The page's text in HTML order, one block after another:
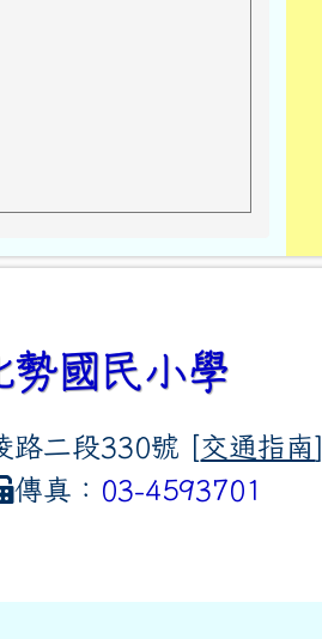
國民小學
路二段330號 [交通指南]
傳真： 03-4593701